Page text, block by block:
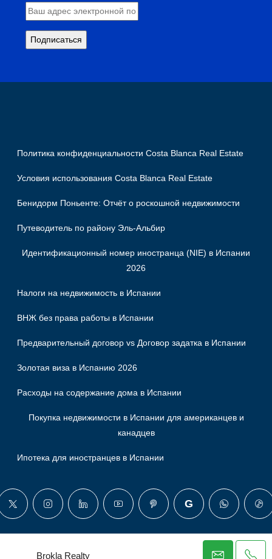
Brokla Realty
Политика конфиденциальности Costa Blanca Real Estate
Условия использования Costa Blanca Real Estate
Бенидорм Поньенте: Отчёт о роскошной недвижимости
Путеводитель по району Эль-Альбир
Идентификационный номер иностранца (NIE) в Испании
2026
Налоги на недвижимость в Испании
ВНЖ без права работы в Испании
Предварительный договор vs Договор задатка в Испании
Золотая виза в Испанию 2026
Расходы на содержание дома в Испании
Покупка недвижимости в Испании для американцев и
канадцев
Ипотека для иностранцев в Испании